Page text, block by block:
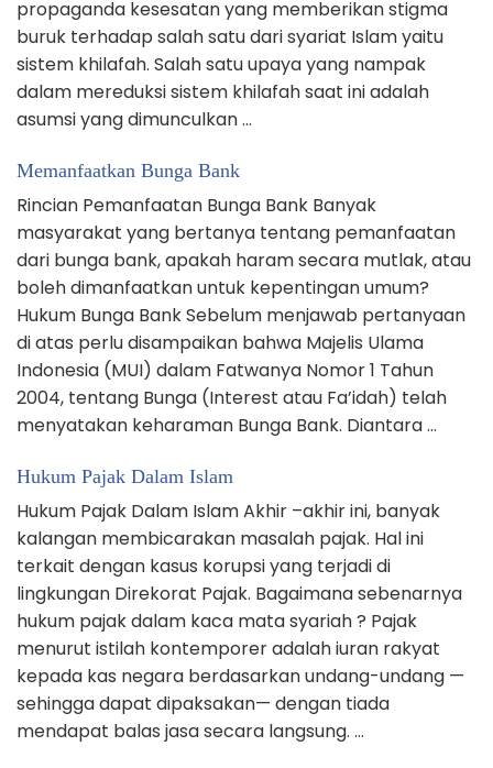
propaganda kesesatan yang memberikan stigma
buruk terhadap salah satu dari syariat Islam yaitu
sistem khilafah. Salah satu upaya yang nampak
dalam mereduksi sistem khilafah saat ini adalah
asumsi yang dimunculkan …
Memanfaatkan Bunga Bank
Rincian Pemanfaatan Bunga Bank Banyak
masyarakat yang bertanya tentang pemanfaatan
dari bunga bank, apakah haram secara mutlak, atau
boleh dimanfaatkan untuk kepentingan umum?
Hukum Bunga Bank Sebelum menjawab pertanyaan
di atas perlu disampaikan bahwa Majelis Ulama
Indonesia (MUI) dalam Fatwanya Nomor 1 Tahun
2004, tentang Bunga (Interest atau Fa’idah) telah
menyatakan keharaman Bunga Bank. Diantara …
Hukum Pajak Dalam Islam
Hukum Pajak Dalam Islam Akhir –akhir ini, banyak
kalangan membicarakan masalah pajak. Hal ini
terkait dengan kasus korupsi yang terjadi di
lingkungan Direkorat Pajak. Bagaimana sebenarnya
hukum pajak dalam kaca mata syariah ? Pajak
menurut istilah kontemporer adalah iuran rakyat
kepada kas negara berdasarkan undang-undang —
sehingga dapat dipaksakan— dengan tiada
mendapat balas jasa secara langsung. …